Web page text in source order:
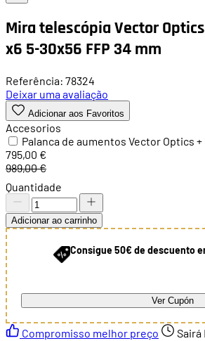
Mira telescópia Vector
x6 5-30x56 FFP 34 mm
Referência: 78324
Deixar uma avaliação
Adicionar aos Favoritos
Accesorios
Palanca de aumentos Vector Optics +
795,00 €
989,00 €
Quantidade
Adicionar ao carrinho
Consigue 50€ de descuento
Ver Cupón
Compromisso melhor preço
Sairá